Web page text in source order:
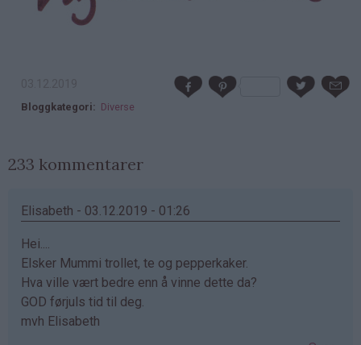
Bloggkategori Diverse
233 kommentarer
Elisabeth - 03.12.2019 - 01:26
Hei....
Elsker Mummi trollet, te og pepperkaker.
Hva ville vært bedre enn å vinne dette da?
GOD førjuls tid til deg.
mvh Elisabeth